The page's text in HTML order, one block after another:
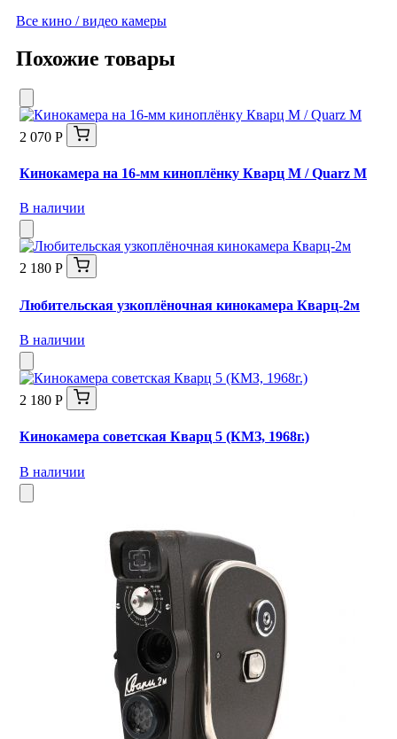
Все кино / видео камеры
Похожие товары
2 070 Р
Кинокамера на 16-мм киноплёнку Кварц M / Quarz М
В наличии
2 180 Р
Любительская узкоплёночная кинокамера Кварц-2м
В наличии
2 180 Р
Кинокамера советская Кварц 5 (КМЗ, 1968г.)
В наличии